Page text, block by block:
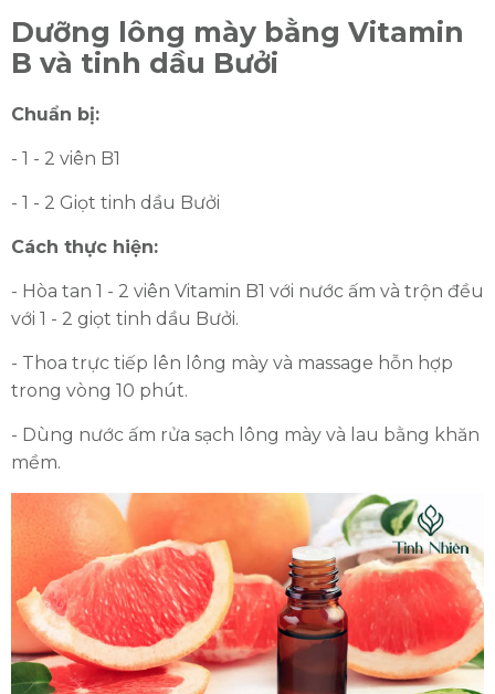
Dưỡng lông mày bằng Vitamin
B và tinh dầu Bưởi
Chuẩn bị:
- 1 - 2 viên B1
- 1 - 2 Giọt tinh dầu Bưởi
Cách thực hiện:
- Hòa tan 1 - 2 viên Vitamin B1 với nước ấm và trộn đều
với 1 - 2 giọt tinh dầu Bưởi.
- Thoa trực tiếp lên lông mày và massage hỗn hợp
trong vòng 10 phút.
- Dùng nước ấm rửa sạch lông mày và lau bằng khăn
mềm.